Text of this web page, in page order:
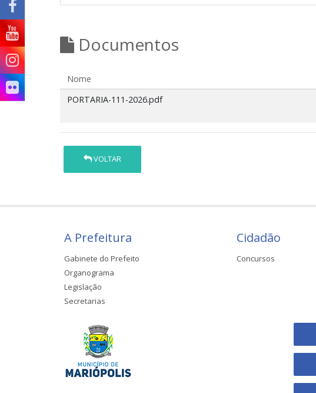
Documentos
Nome
PORTARIA-111-2026.pdf
VOLTAR
A Prefeitura
Gabinete do Prefeito
Organograma
Legislação
Secretarias
Cidadão
Concursos